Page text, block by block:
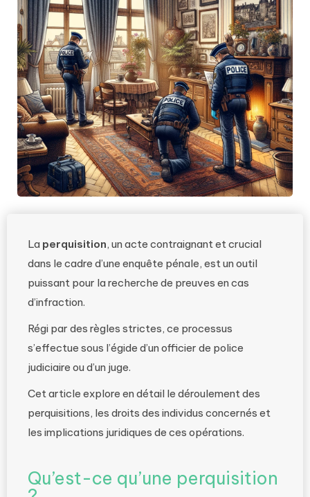
La perquisition, un acte contraignant et crucial
dans le cadre d’une enquête pénale, est un outil
puissant pour la recherche de preuves en cas
d’infraction.
Régi par des règles strictes, ce processus
s’effectue sous l’égide d’un officier de police
judiciaire ou d’un juge.
Cet article explore en détail le déroulement des
perquisitions, les droits des individus concernés et
les implications juridiques de ces opérations.
Qu’est-ce qu’une perquisition